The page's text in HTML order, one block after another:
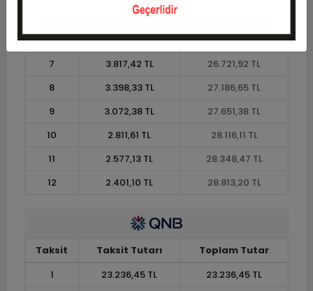
5.158,49 TL
6
4.376,20 TL
26.257,19 TL
7
3.817,42 TL
26.721,92 TL
8
3.398,33 TL
27.186,65 TL
9
3.072,38 TL
27.651,38 TL
10
2.811,61 TL
28.116,11 TL
11
2.577,13 TL
28.348,47 TL
12
2.401,10 TL 28.813,20 TL
Taksit Taksit Tutarı
Toplam Tutar
1
23.236,45 TL
23.236,45 TL